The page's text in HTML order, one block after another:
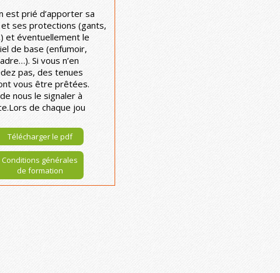
est prié d’apporter sa
ses protections (gants,
et éventuellement le
de base (enfumoir,
Si vous n’en
pas, des tenues
vous être prêtées.
nous le signaler à
de chaque jou
Télécharger le pdf
Conditions générales
de formation